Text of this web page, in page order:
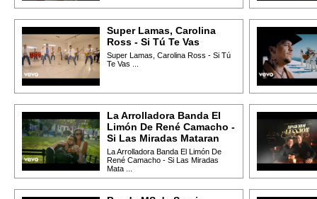
Super Lamas, Carolina
Ross - Si Tú Te Vas
Super Lamas, Carolina Ross - Si Tú
Te Vas ...
La Arrolladora Banda El
Limón De René Camacho -
Si Las Miradas Mataran
La Arrolladora Banda El Limón De
René Camacho - Si Las Miradas
Mata ...